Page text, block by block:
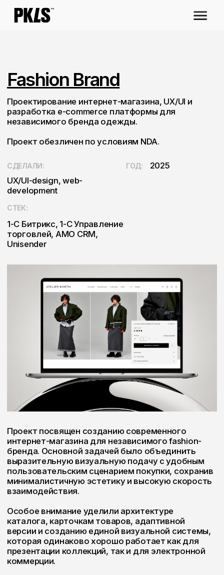
Проект посвящен созданию современного
интернет-магазина для независимого fashion-
бренда. Основной задачей было объединить
выразительную визуальную подачу с удобным
пользовательским сценарием покупки, сохранив
минималистичную эстетику и высокую скорость
каталога, карточкам товаров, адаптивной
версии и созданию единой визуальной системы,
которая одинаково хорошо работает как для
презентации коллекций, так и для электронной
коммерции.
Проектирование интернет-магазина, UX/UI и
разработка e-commerce платформы для
независимого бренда одежды.
Проект обезличен по условиям NDA.
торговлей, AMO CRM,
В основу интерфейса легла идея спокойной
современной галереи, где одежда становится
главным элементом композиции. Минимальное
количество декоративных элементов помогает
сфокусировать внимание пользователя на
КОНЦЕПЦИЯ